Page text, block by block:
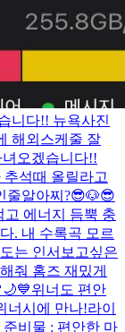
니다!! 뉴욕사진
해외스케줄 잘
오겠습니다!!
추석때 올릴라고
줄알아찌?😎🐶😎
고 에너지 듬뿍 충
. 내 수록곡 모르
는 인서보고싶은
줘 홈즈 재밌게
위너도 편안
너시에 만나!라이
준비물 : 편안한 마